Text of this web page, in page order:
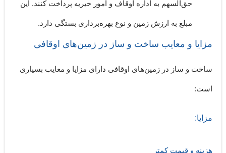
حق‌السهم به اداره اوقاف و امور خیریه پرداخت کنند. این
مبلغ به ارزش زمین و نوع بهره‌برداری بستگی دارد.
مزایا و معایب ساخت و ساز در زمین‌های اوقافی
ساخت و ساز در زمین‌های اوقافی دارای مزایا و معایب بسیاری
است:
مزایا:
هزینه و قیمت کمتر